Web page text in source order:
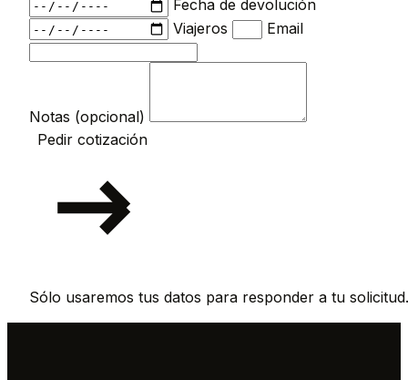
Fecha de devolución
Viajeros
Email
Notas (opcional)
Pedir cotización
Sólo usaremos tus datos para responder a tu solicitud.